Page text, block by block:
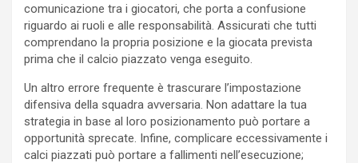
comunicazione tra i giocatori, che porta a confusione
riguardo ai ruoli e alle responsabilità. Assicurati che tutti
comprendano la propria posizione e la giocata prevista
prima che il calcio piazzato venga eseguito.
Un altro errore frequente è trascurare l’impostazione
difensiva della squadra avversaria. Non adattare la tua
strategia in base al loro posizionamento può portare a
opportunità sprecate. Infine, complicare eccessivamente i
calci piazzati può portare a fallimenti nell’esecuzione;